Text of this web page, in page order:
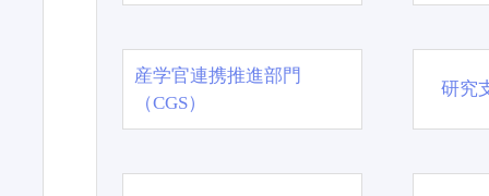
産学官連携推進部門
（CGS）
研究